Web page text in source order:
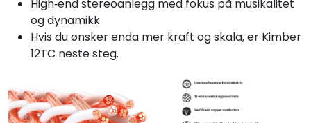
High‑end stereoanlegg med fokus på musikalitet
og dynamikk
Hvis du ønsker enda mer kraft og skala, er Kimber
12TC neste steg.